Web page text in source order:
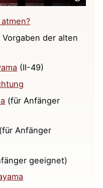
Vorgaben der alten
(II-49)
(für Anfänger
(für Anfänger
geeignet)